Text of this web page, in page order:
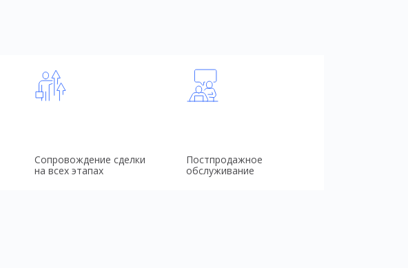
Сопровождение сделки
на всех этапах
Постпродажное
обслуживание